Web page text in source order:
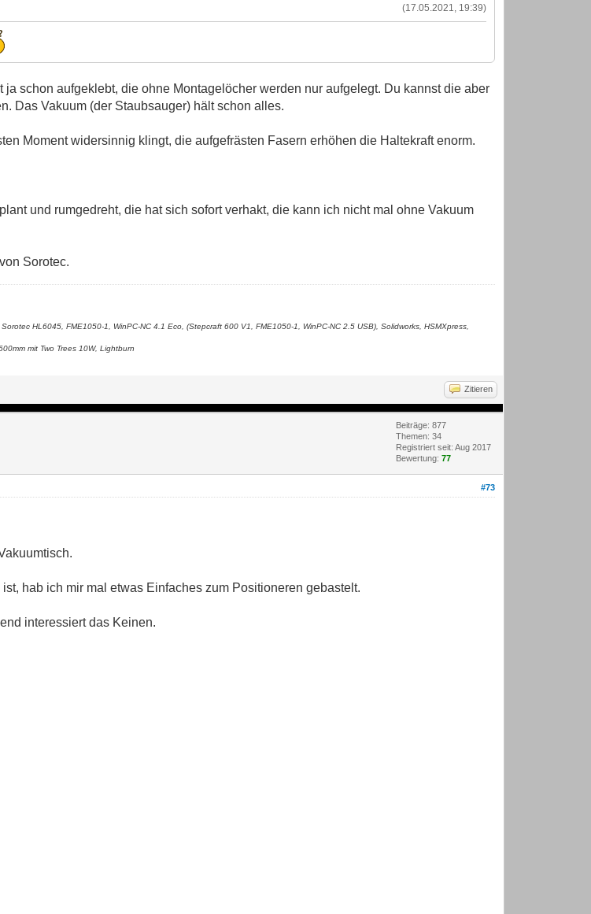
(17.05.2021, 19:39)
schon aufgeklebt, die ohne Montagelöcher werden nur aufgelegt. Du kannst die aber
Das Vakuum (der Staubsauger) hält schon alles.
Moment widersinnig klingt, die aufgefrästen Fasern erhöhen die Haltekraft enorm.
und rumgedreht, die hat sich sofort verhakt, die kann ich nicht mal ohne Vakuum
Sorotec.
HL6045, FME1050-1, WinPC-NC 4.1 Eco, (Stepcraft 600 V1, FME1050-1, WinPC-NC 2.5 USB), Solidworks, HSMXpress,
mit Two Trees 10W, Lightburn
Zitieren
Beiträge: 877
Themen: 34
Registriert seit: Aug 2017
Bewertung:77
#73
hab ich mir mal etwas Einfaches zum Positioneren gebastelt.
interessiert das Keinen.